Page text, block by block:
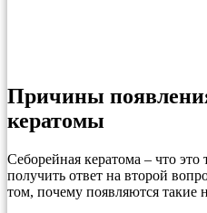
Причины
кератомы
Себорейная кератома – что это
получить ответ на второй
том, почему появляются такие